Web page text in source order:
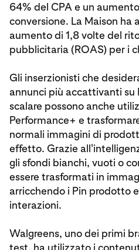
64% del CPA e un
conversione. La Maison ha
aumento di 1,8 volte del
pubblicitaria (ROAS) per i
Gli inserzionisti che
annunci più accattivanti su
scalare possono anche
Performance+ e
normali immagini di
effetto. Grazie
gli sfondi bianchi, vuoti o
essere trasformati in
arricchendo i Pin prodotto
interazioni.
Walgreens, uno dei primi
test, ha utilizzato i